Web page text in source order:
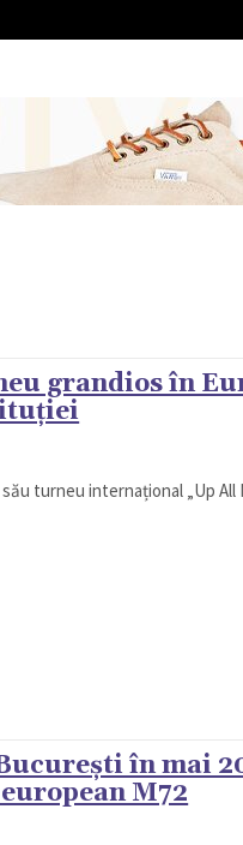
grandios în
turneu internațional „Up
în mai
M72